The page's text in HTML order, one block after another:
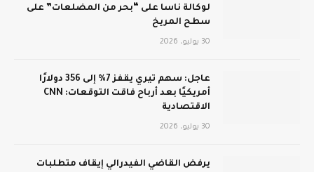
لوكالة ناسا على “بحر من المضلعات” على
سطح المريخ
30 يوليو، 2026
عاجل: سهم تيري يقفز 7% إلى 356 دولارًا
أمريكيًا بعد أرباح فاقت التوقعات: CNN
الاقتصادية
30 يوليو، 2026
يرفض القاضي الفيدرالي إيقاف متطلبات